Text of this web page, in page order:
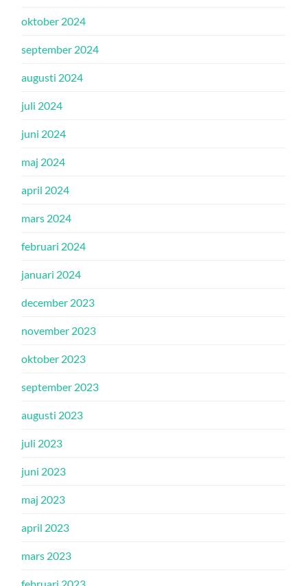
oktober 2024
september 2024
augusti 2024
juli 2024
juni 2024
maj 2024
april 2024
mars 2024
februari 2024
januari 2024
december 2023
november 2023
oktober 2023
september 2023
augusti 2023
juli 2023
juni 2023
maj 2023
april 2023
mars 2023